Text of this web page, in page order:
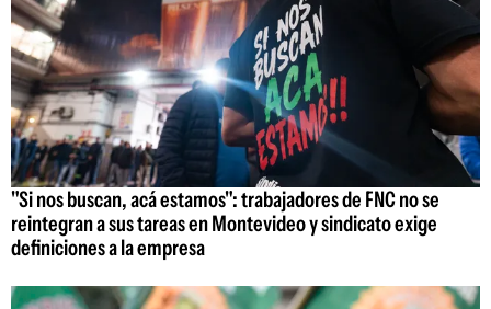
"Si nos buscan, acá estamos": trabajadores de FNC no se
reintegran a sus tareas en Montevideo y sindicato exige
definiciones a la empresa